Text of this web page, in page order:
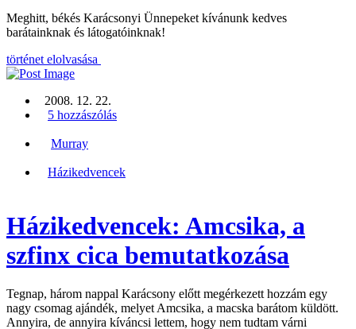
Meghitt, békés Karácsonyi Ünnepeket kívánunk kedves
barátainknak és látogatóinknak!
történet elolvasása
2008. 12. 22.
5 hozzászólás
Murray
Házikedvencek
Házikedvencek: Amcsika, a
szfinx cica bemutatkozása
Tegnap, három nappal Karácsony előtt megérkezett hozzám egy
nagy csomag ajándék, melyet Amcsika, a macska barátom küldött.
Annyira, de annyira kíváncsi lettem, hogy nem tudtam várni